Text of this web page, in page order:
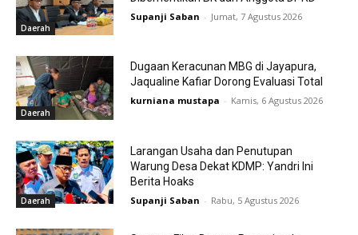
Daerah
Supanji Saban - Jumat, 7 Agustus 2026
Daerah
Dugaan Keracunan MBG di Jayapura,
Jaqualine Kafiar Dorong Evaluasi Total
kurniana mustapa - Kamis, 6 Agustus 2026
Daerah
Larangan Usaha dan Penutupan
Warung Desa Dekat KDMP: Yandri Ini
Berita Hoaks
Supanji Saban - Rabu, 5 Agustus 2026